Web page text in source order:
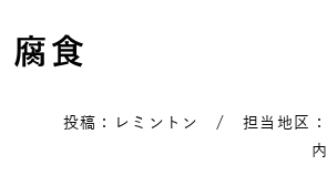
腐食
投稿：レミントン / 担当地区：